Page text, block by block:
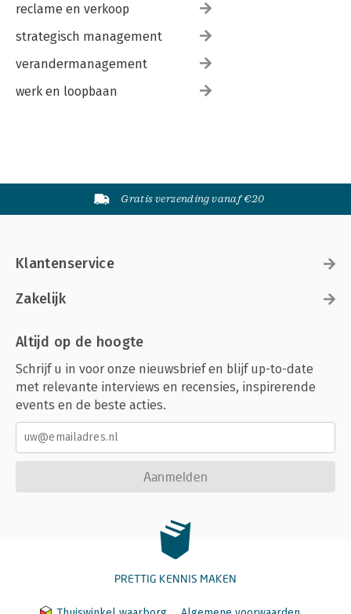
reclame en verkoop
strategisch management
verandermanagement
werk en loopbaan
Gratis verzending vanaf €20
Klantenservice
Zakelijk
Altijd op de hoogte
Schrijf u in voor onze nieuwsbrief en blijf up-to-date
met relevante interviews en recensies, inspirerende
events en de beste acties.
Aanmelden
PRETTIG KENNIS MAKEN